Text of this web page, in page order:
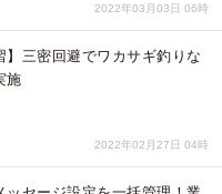
2022年03月03日 06時
】三密回避でワカサギ釣りな
施
2022年02月27日 04時